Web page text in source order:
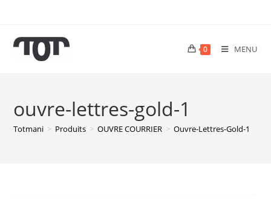
0 MENU
ouvre-lettres-gold-1
Totmani > Produits > OUVRE COURRIER > Ouvre-Lettres-Gold-1